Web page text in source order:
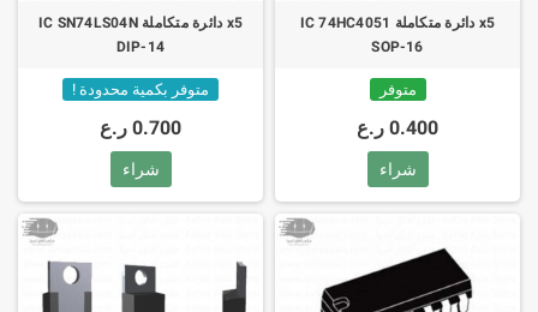
x5 دائرة متكاملة IC 74HC4051
SOP-16
متوفر
0.400 ر.ع
شراء
x5 دائرة متكاملة IC SN74LS04N
DIP-14
متوفر بكمية محدودة !
0.700 ر.ع
شراء